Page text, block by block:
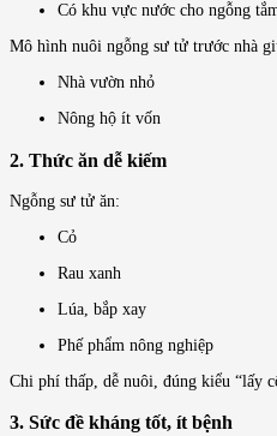
Có khu vực nước cho ngỗng
Mô hình nuôi ngỗng sư tử trước nhà
Nhà vườn nhỏ
Nông hộ ít vốn
2. Thức ăn dễ kiếm
Ngỗng sư tử ăn:
Cỏ
Rau xanh
Lúa, bắp xay
Phế phẩm nông nghiệp
Chi phí thấp, dễ nuôi, đúng kiểu “lấy
3. Sức đề kháng tốt, ít bệnh